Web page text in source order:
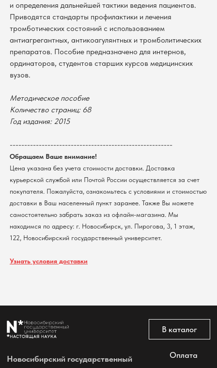
и определения дальнейшей тактики ведения пациентов.
Приводятся стандарты профилактики и лечения
тромботических состояний с использованием
антиагрегантных, антикоагулянтных и тромболитических
препаратов. Пособие предназначено для интернов,
ординаторов, студентов старших курсов медицинских
вузов.
Методическое пособие
Количество страниц: 68
Год издания: 2015
--------------------------------------------------------
Обращаем Ваше внимание!
Цена указана без учета стоимости доставки. Доставка
курьерской службой или Почтой России осуществляется за счет
покупателя. Пожалуйста, ознакомьтесь с условиями и стоимостью
доставки в Ваш населенный пункт заранее. Также Вы можете
самостоятельно забрать заказ из офлайн-магазина. Мы
находимся по адресу: г. Новосибирск, ул. Пирогова, 3, 1 этаж,
122, Новосибирский государственный университет.
Узнать условия доставки
@2026 Новосибирский государственный университет.
Все права защищены
Политика обработки персональных данных
Согласие на обработку персональных данных
пользователей сайта
Новосибирский государственный
университет